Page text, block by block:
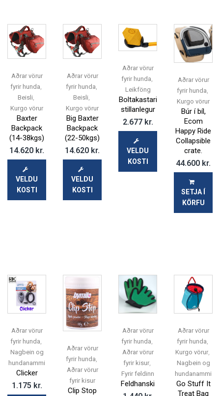
Aðrar vörur
fyrir hunda
Beisli
Kurgo vörur
Baxter
Backpack
(14-38kgs)
14.620 kr.
VELDU
KOSTI
Aðrar vörur
fyrir hunda
Beisli
Kurgo vörur
Big Baxter
Backpack
(22-50kgs)
14.620 kr.
VELDU
KOSTI
Aðrar vörur
fyrir hunda,
Leikföng
Boltakastari
stillanlegur
2.677 kr.
VELDU
KOSTI
Aðrar vörur
fyrir hunda
Kurgo vörur
Búr í bíl,
Ecom
Happy Ride
Collapsible
crate.
44.600 kr.
SETJA Í
KÖRFU
Aðrar vörur
fyrir hunda
Nagbein og
hundanammi
Clicker
1.175 kr.
Aðrar vörur
fyrir hunda
Aðrar vörur
fyrir kisur
Clip Stop
Aðrar vörur
fyrir hunda
Aðrar vörur
fyrir kisur
Fyrir feldinn
Feldhanski
Aðrar vörur
fyrir hunda
Kurgo vörur
Nagbein og
hundanammi
Go Stuff It
Treat Bag
Hafa Samband
Okkur er mikið í mun að bæta þjónustu okkar við viðskiptavini
og því tökum við vel á móti öllum skilaboðum.
Skiptir ekki máli hvort þau eru jákvæð eða neikvæð.
Athugaðu að við munum aldrei láta þriðja aðila hafa
netfangið þitt né munum við misnota það á nokkurn annan